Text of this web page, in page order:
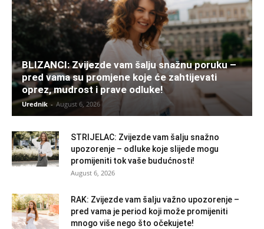
BLIZANCI: Zvijezde vam šalju snažnu poruku –
pred vama su promjene koje će zahtijevati
oprez, mudrost i prave odluke!
Urednik - August 6, 2026
STRIJELAC: Zvijezde vam šalju snažno
upozorenje – odluke koje slijede mogu
promijeniti tok vaše budućnosti!
August 6, 2026
RAK: Zvijezde vam šalju važno upozorenje –
pred vama je period koji može promijeniti
mnogo više nego što očekujete!